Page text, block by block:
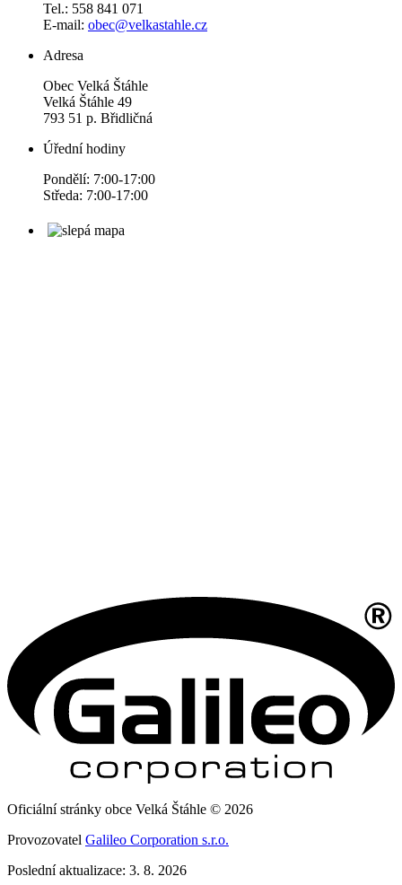
Tel.: 558 841 071
E-mail: obec@velkastahle.cz
Adresa
Obec Velká Štáhle
Velká Štáhle 49
793 51 p. Břidličná
Úřední hodiny
Pondělí: 7:00-17:00
Středa: 7:00-17:00
Oficiální stránky obce Velká Štáhle © 2026
Provozovatel Galileo Corporation s.r.o.
Poslední aktualizace: 3. 8. 2026